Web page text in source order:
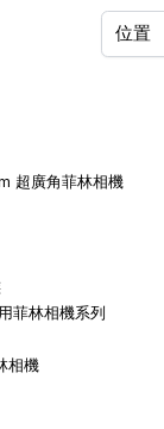
超廣角菲林相機
菲林相機系列
相機